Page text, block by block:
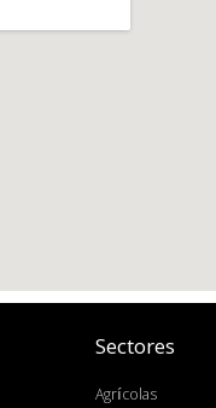
Sectores
Agrícolas